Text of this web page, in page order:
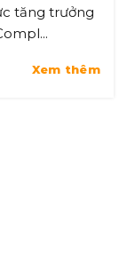
tăng trưởng
Xem thêm